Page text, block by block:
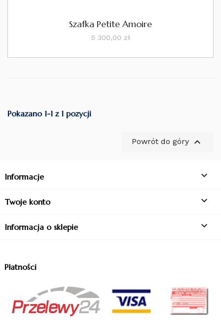
Szafka Petite Amoire
5 300,00 złCena
Pokazano 1-1 z 1 pozycji
Powrót do góry 
Informacje 
Twoje konto 
Informacja o sklepie 
Płatności